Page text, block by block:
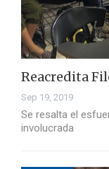
Reacredita
Sep 19, 2019
Se resalta el
involucrada